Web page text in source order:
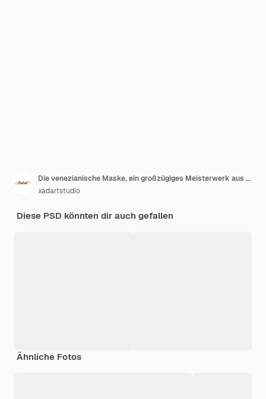
Die venezianische Maske, ein großzügiges Meisterwerk aus Rot und Gold
xadartstudio
Diese PSD könnten dir auch gefallen
Ähnliche Fotos